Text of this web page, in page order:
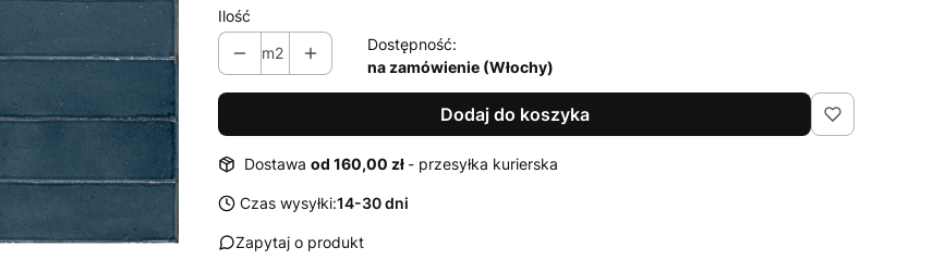
Ilość
m2
Dostępność:
na zamówienie (Włochy)
Dodaj do koszyka
Dostawa od 160,00 zł - przesyłka kurierska
Czas wysyłki:14-30 dni
Zapytaj o produkt